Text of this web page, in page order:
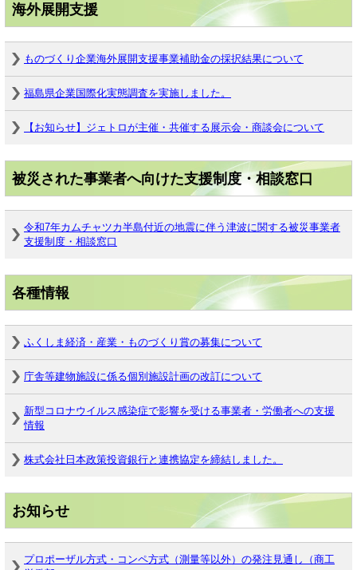
海外展開支援
ものづくり企業海外展開支援事業補助金の採択結果について
福島県企業国際化実態調査を実施しました。
【お知らせ】ジェトロが主催・共催する展示会・商談会について
被災された事業者へ向けた支援制度・相談窓口
令和7年カムチャツカ半島付近の地震に伴う津波に関する被災事業者
支援制度・相談窓口
各種情報
ふくしま経済・産業・ものづくり賞の募集について
庁舎等建物施設に係る個別施設計画の改訂について
新型コロナウイルス感染症で影響を受ける事業者・労働者への支援
情報
株式会社日本政策投資銀行と連携協定を締結しました。
お知らせ
プロポーザル方式・コンペ方式（測量等以外）の発注見通し（商工